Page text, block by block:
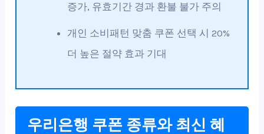
증가, 유효기간 경과 환불 불가 주의
개인 소비패턴 맞춤 쿠폰 선택 시 20%
더 높은 절약 효과 기대
우리은행 쿠폰 종류와 최신 혜